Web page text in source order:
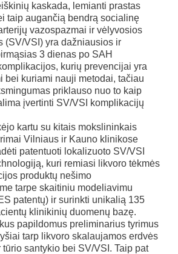
kaskada, lemianti prastas
taip augančią bendrą socialinę
vazospazmai ir vėlyvosios
(SV/VSI) yra dažniausios ir
3 dienas po SAH
kurių prevencijai yra
bei kuriami nauji metodai, tačiau
priklauso nuo to kaip
įvertinti SV/VSI komplikacijų
kartu su kitais mokslininkais
Vilniaus ir Kauno klinikose
patentuoti lokalizuoto SV/VSI
kuri remiasi likvoro tėkmės
produktų nešimo
tarpe skaitiniu modeliavimu
patentų) ir surinkti unikalią 135
klinikinių duomenų bazę.
papildomus preliminarius tyrimus
tarp likvoro skalaujamos erdvės
santykio bei SV/VSI. Taip pat